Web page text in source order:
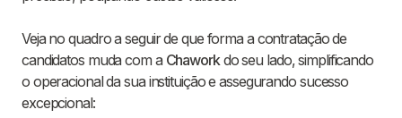
Veja no quadro a seguir de que forma a contratação de
candidatos muda com a Chaworkdo seu lado, simplificando
o operacional da sua instituição e assegurando sucesso
excepcional: